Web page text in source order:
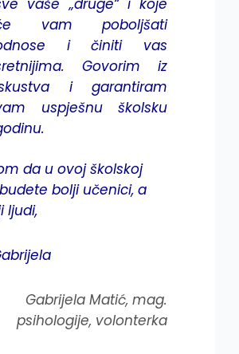
vaše „druge“ i koje
vam poboljšati
i činiti vas
Govorim iz
i garantiram
uspješnu školsku
da u ovoj školskoj
bolji učenici, a
ljudi,
Gabrijela Matić, mag.
psihologije, volonterka